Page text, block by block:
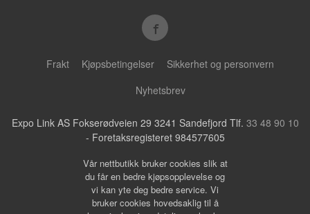
Frakt Kjøpsbetingelser
Sikkerhet og personvern
Nyhetsbrev
Expo Link AS Fokserødveien 29 3241 Sandefjord Tlf. 33 48 90 10
- Foretaksregisteret 984577605
Vår nettbutikk bruker cookies slik at
du får en bedre kjøpsopplevelse og
vi kan yte deg bedre service. Vi
bruker cookies hovedsaklig til å